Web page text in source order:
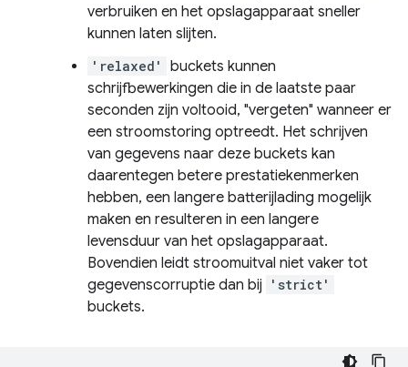
verbruiken en het opslagapparaat sneller
kunnen laten slijten.
'relaxed'
buckets kunnen
schrijfbewerkingen die in de laatste paar
seconden zijn voltooid, "vergeten" wanneer er
een stroomstoring optreedt. Het schrijven
van gegevens naar deze buckets kan
daarentegen betere prestatiekenmerken
hebben, een langere batterijlading mogelijk
maken en resulteren in een langere
levensduur van het opslagapparaat.
Bovendien leidt stroomuitval niet vaker tot
gegevenscorruptie dan bij
'strict'
buckets.